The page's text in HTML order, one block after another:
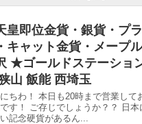
即位金貨・銀貨・プ
キャット金貨・メープ
★ゴールドステーショ
山 飯能 西埼玉
にちわ！ 本日も20時まで営業して
す！ ご存じでしょうか？？ 日本
記念硬貨があるん...